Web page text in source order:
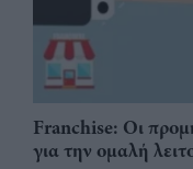
Franchise: Οι
για την ομαλή